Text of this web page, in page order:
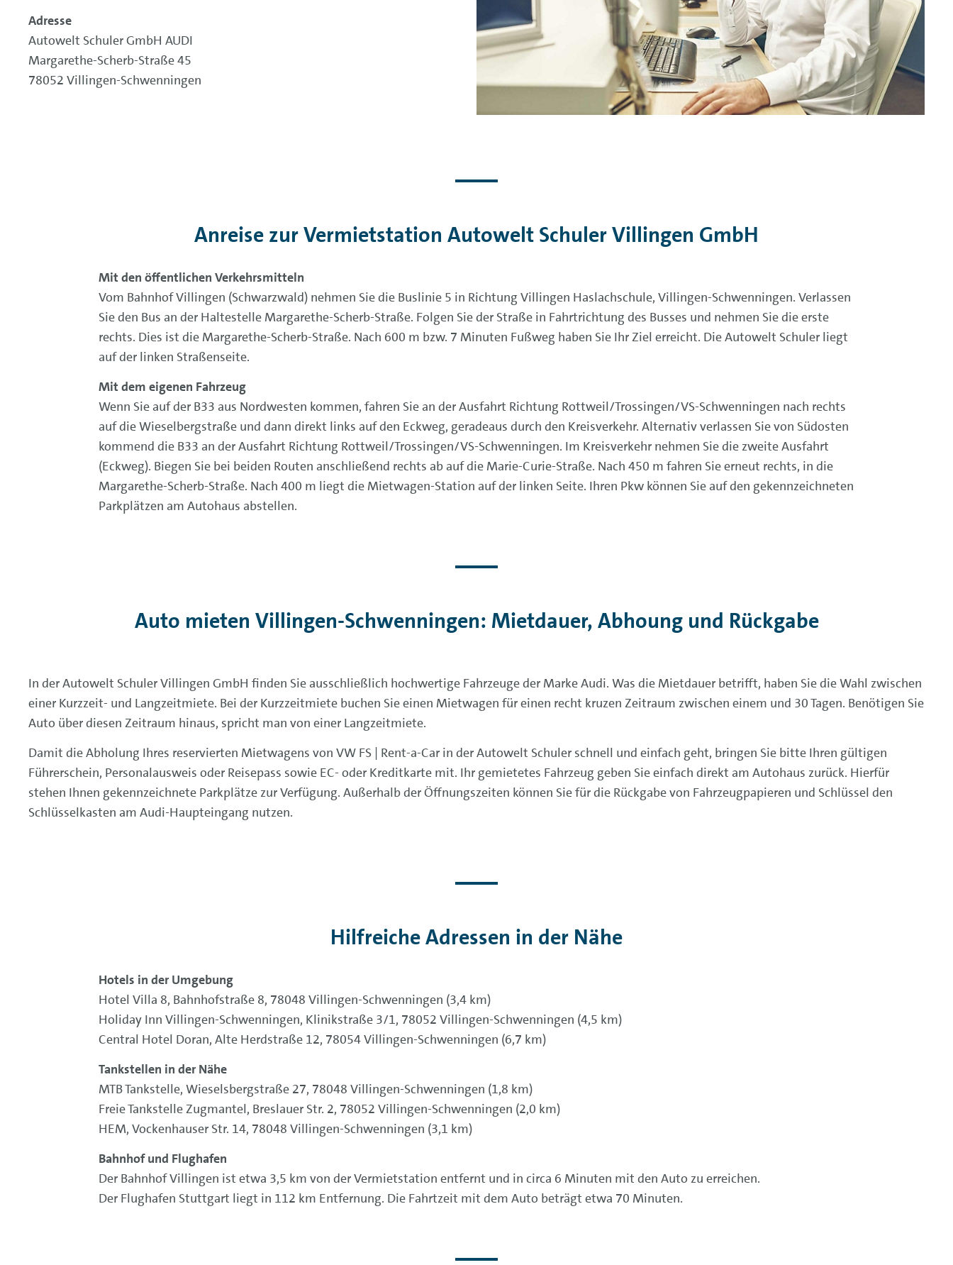
Adresse
Autowelt Schuler GmbH AUDI
Margarethe-Scherb-Straße 45
78052 Villingen-Schwenningen
Anreise zur Vermietstation Autowelt Schuler Villingen GmbH
Mit den öffentlichen Verkehrsmitteln
Vom Bahnhof Villingen (Schwarzwald) nehmen Sie die Buslinie 5 in Richtung Villingen Haslachschule, Villingen-Schwenningen. Verlassen
Sie den Bus an der Haltestelle Margarethe-Scherb-Straße. Folgen Sie der Straße in Fahrtrichtung des Busses und nehmen Sie die erste
rechts. Dies ist die Margarethe-Scherb-Straße. Nach 600 m bzw. 7 Minuten Fußweg haben Sie Ihr Ziel erreicht. Die Autowelt Schuler liegt
auf der linken Straßenseite.
Mit dem eigenen Fahrzeug
Wenn Sie auf der B33 aus Nordwesten kommen, fahren Sie an der Ausfahrt Richtung Rottweil/Trossingen/VS-Schwenningen nach rechts
auf die Wieselbergstraße und dann direkt links auf den Eckweg, geradeaus durch den Kreisverkehr. Alternativ verlassen Sie von Südosten
kommend die B33 an der Ausfahrt Richtung Rottweil/Trossingen/VS-Schwenningen. Im Kreisverkehr nehmen Sie die zweite Ausfahrt
(Eckweg). Biegen Sie bei beiden Routen anschließend rechts ab auf die Marie-Curie-Straße. Nach 450 m fahren Sie erneut rechts, in die
Margarethe-Scherb-Straße. Nach 400 m liegt die Mietwagen-Station auf der linken Seite. Ihren Pkw können Sie auf den gekennzeichneten
Parkplätzen am Autohaus abstellen.
Auto mieten Villingen-Schwenningen: Mietdauer, Abhoung und Rückgabe
In der Autowelt Schuler Villingen GmbH finden Sie ausschließlich hochwertige Fahrzeuge der Marke Audi. Was die Mietdauer betrifft, haben Sie die Wahl zwischen
einer Kurzzeit- und Langzeitmiete. Bei der Kurzzeitmiete buchen Sie einen Mietwagen für einen recht kruzen Zeitraum zwischen einem und 30 Tagen. Benötigen Sie
Auto über diesen Zeitraum hinaus, spricht man von einer Langzeitmiete.
Damit die Abholung Ihres reservierten Mietwagens von VW FS | Rent-a-Car in der Autowelt Schuler schnell und einfach geht, bringen Sie bitte Ihren gültigen
Führerschein, Personalausweis oder Reisepass sowie EC- oder Kreditkarte mit. Ihr gemietetes Fahrzeug geben Sie einfach direkt am Autohaus zurück. Hierfür
stehen Ihnen gekennzeichnete Parkplätze zur Verfügung. Außerhalb der Öffnungszeiten können Sie für die Rückgabe von Fahrzeugpapieren und Schlüssel den
Schlüsselkasten am Audi-Haupteingang nutzen.
Hilfreiche Adressen in der Nähe
Hotels in der Umgebung
Hotel Villa 8, Bahnhofstraße 8, 78048 Villingen-Schwenningen (3,4 km)
Holiday Inn Villingen-Schwenningen, Klinikstraße 3/1, 78052 Villingen-Schwenningen (4,5 km)
Central Hotel Doran, Alte Herdstraße 12, 78054 Villingen-Schwenningen (6,7 km)
Tankstellen in der Nähe
MTB Tankstelle, Wieselsbergstraße 27, 78048 Villingen-Schwenningen (1,8 km)
Freie Tankstelle Zugmantel, Breslauer Str. 2, 78052 Villingen-Schwenningen (2,0 km)
HEM, Vockenhauser Str. 14, 78048 Villingen-Schwenningen (3,1 km)
Bahnhof und Flughafen
Der Bahnhof Villingen ist etwa 3,5 km von der Vermietstation entfernt und in circa 6 Minuten mit den Auto zu erreichen.
Der Flughafen Stuttgart liegt in 112 km Entfernung. Die Fahrtzeit mit dem Auto beträgt etwa 70 Minuten.